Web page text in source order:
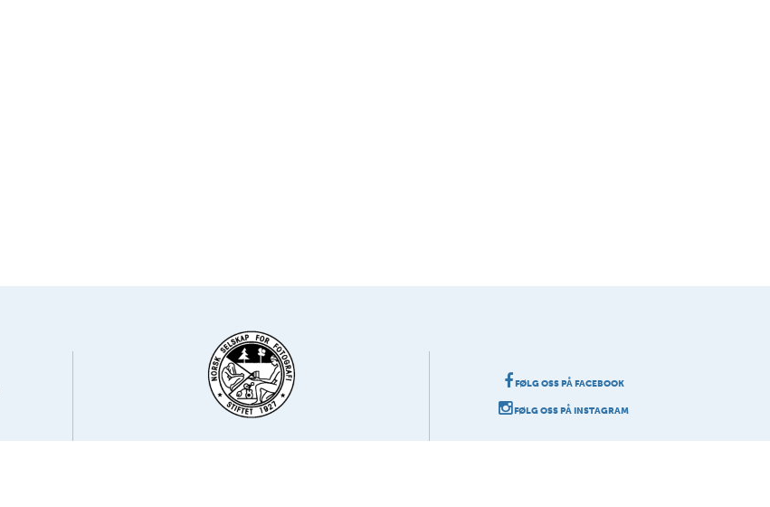
FØLG OSS PÅ FACEBOOK
FØLG OSS PÅ INSTAGRAM